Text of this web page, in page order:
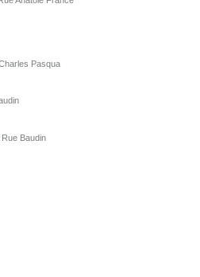
Pasqua
Baudin